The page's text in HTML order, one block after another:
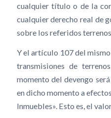
cualquier título o de la
cualquier derecho real de
sobre los referidos
Y el artículo 107 del
transmisiones de
momento del devengo
en dicho momento a
Inmuebles». Esto es, el